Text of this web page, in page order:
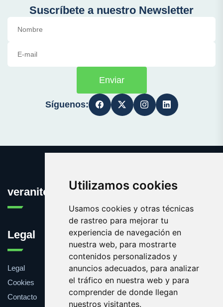
Utilizamos cookies
Usamos cookies y otras técnicas
de rastreo para mejorar tu
experiencia de navegación en
nuestra web, para mostrarte
contenidos personalizados y
anuncios adecuados, para analizar
el tráfico en nuestra web y para
comprender de donde llegan
nuestros visitantes.
Suscríbete a nuestro Newsletter
Enviar
Síguenos:
veranito.es
Legal
Legal
Cookies
Contacto